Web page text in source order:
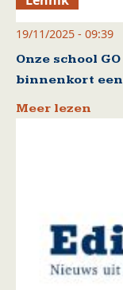
19/11/2025 - 09:39
Onze school
binnenkort
Meer lezen